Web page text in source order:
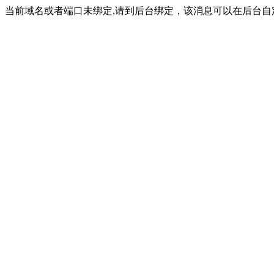
当前域名或者端口未绑定,请到后台绑定，该消息可以在后台自